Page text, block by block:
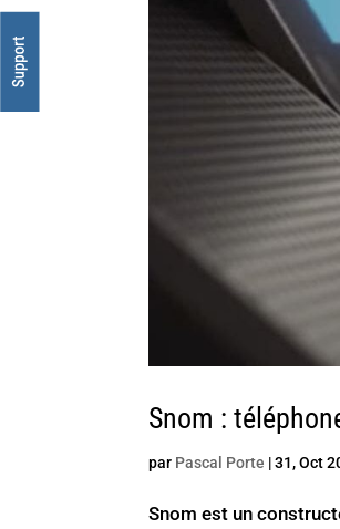
Snom :
par Pascal Porte |31, Oct
Snom est un